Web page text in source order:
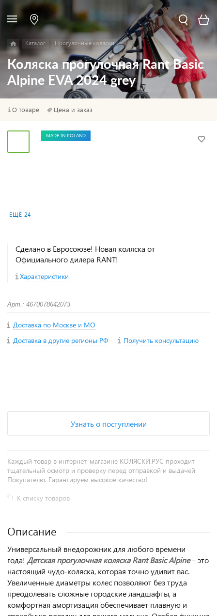
Каталог Прогулочные коляски
Коляска прогулочная Rant Basic
Alpine EVA 2024 grey
О товаре Цена и заказ
ЕЩЁ 24
MADE IN POLAND
Сделано в Евросоюзе! Новая коляска от
Официального дилера RANT!
Характеристики
Арт.: 4670078642073
Доставка по Москве и МО
Доставка в другие регионы РФ
Получить консультацию
Узнать о поступлении
Каждый товар в интернет-магазине КОЛЯСКИ.РУС проходит
тщательный осмотр и проверку перед отправкой и выдачей
Покупателю. Гарантируем высокое качество!
К списку товаров
Описание
Универсальный внедорожник для любого времени
года! Детская прогулочная коляска Rant Basic Alpine– это
настоящий чудо-коляска, которая точно удивит вас.
Увеличенные диаметры колес позволяют без труда
преодолевать сложные городские ландшафты, а
комфортная амортизация обеспечивает плавную и